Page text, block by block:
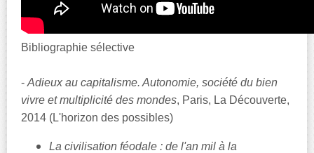
Bibliographie sélective
- Adieux au capitalisme. Autonomie, société du bien
vivre et multiplicité des mondes, Paris, La Découverte,
2014 (L'horizon des possibles)
La civilisation féodale : de l'an mil à la